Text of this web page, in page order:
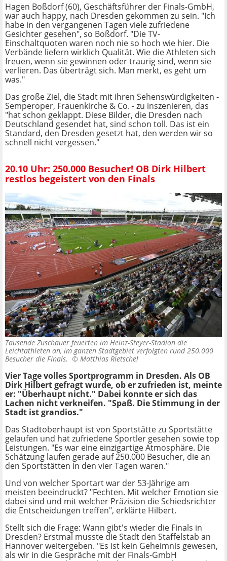
Hagen Boßdorf (60), Geschäftsführer der Finals-GmbH,
war auch happy, nach Dresden gekommen zu sein. "Ich
habe in den vergangenen Tagen viele zufriedene
Gesichter gesehen", so Boßdorf. "Die TV-
Einschaltquoten waren noch nie so hoch wie hier. Die
Verbände liefern wirklich Qualität. Wie die Athleten sich
freuen, wenn sie gewinnen oder traurig sind, wenn sie
verlieren. Das überträgt sich. Man merkt, es geht um
was."
Das große Ziel, die Stadt mit ihren Sehenswürdigkeiten -
Semperoper, Frauenkirche & Co. - zu inszenieren, das
"hat schon geklappt. Diese Bilder, die Dresden nach
Deutschland gesendet hat, sind schon toll. Das ist ein
Standard, den Dresden gesetzt hat, den werden wir so
schnell nicht vergessen."
20.10 Uhr: 250.000 Besucher! OB Dirk Hilbert
restlos begeistert von den Finals
Tausende Zuschauer feuerten im Heinz-Steyer-Stadion die
Leichtathleten an, im ganzen Stadtgebiet verfolgten rund 250.000
Besucher die FInals. © Matthias Rietschel
Vier Tage volles Sportprogramm in Dresden. Als OB
Dirk Hilbert gefragt wurde, ob er zufrieden ist, meinte
er: "Überhaupt nicht." Dabei konnte er sich das
Lachen nicht verkneifen. "Spaß. Die Stimmung in der
Stadt ist grandios."
Das Stadtoberhaupt ist von Sportstätte zu Sportstätte
gelaufen und hat zufriedene Sportler gesehen sowie top
Leistungen. "Es war eine einzigartige Atmosphäre. Die
Schätzung laufen gerade auf 250.000 Besucher, die an
den Sportstätten in den vier Tagen waren."
Und von welcher Sportart war der 53-Jährige am
meisten beeindruckt? "Fechten. Mit welcher Emotion sie
dabei sind und mit welcher Präzision die Schiedsrichter
die Entscheidungen treffen", erklärte Hilbert.
Stellt sich die Frage: Wann gibt's wieder die Finals in
Dresden? Erstmal musste die Stadt den Staffelstab an
Hannover weitergeben. "Es ist kein Geheimnis gewesen,
als wir in die Gespräche mit der Finals-GmbH